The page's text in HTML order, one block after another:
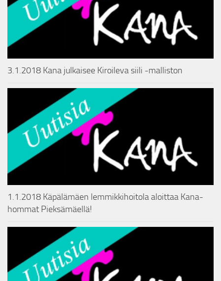
3.1.2018 Kana julkaisee Kiroileva siili -malliston
1.1.2018 Käpälämäen lemmikkihoitola aloittaa Kana-
hommat Pieksämäellä!